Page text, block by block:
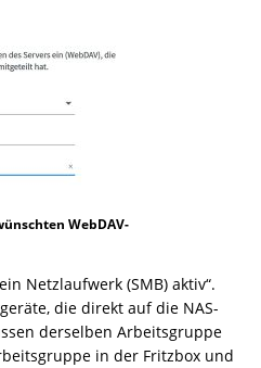
WebDAV-
Netzlaufwerk (SMB) aktiv“.
die direkt auf die NAS-
derselben Arbeitsgruppe
in der Fritzbox und